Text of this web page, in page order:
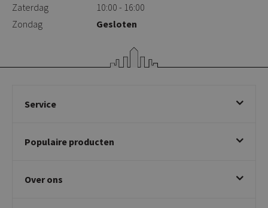
Zaterdag
10:00 - 16:00
Zondag
Gesloten
Service
Betalen & annuleren
Klachtafhandeling
Populaire producten
Draaibare eetkamerstoelen
Over ons